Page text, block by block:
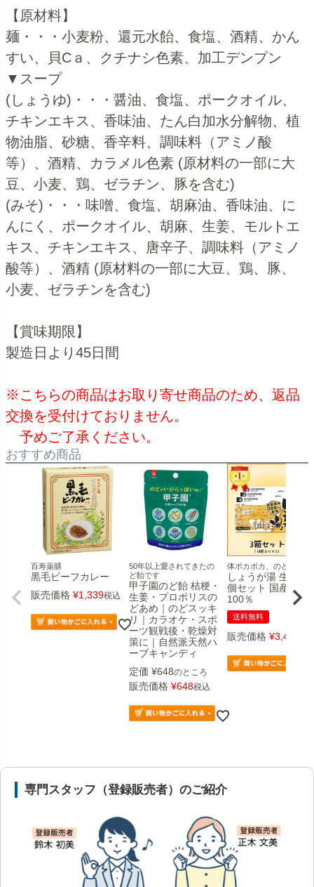
【原材料】
麺・・・小麦粉、還元水飴、食塩、酒精、かん
すい、貝Cａ、クチナシ色素、加工デンプン
▼スープ
(しょうゆ)・・・醤油、食塩、ポークオイル、
チキンエキス、香味油、たん白加水分解物、植
物油脂、砂糖、香辛料、調味料（アミノ酸
等）、酒精、カラメル色素 (原材料の一部に大
豆、小麦、鶏、ゼラチン、豚を含む)
(みそ)・・・味噌、食塩、胡麻油、香味油、に
んにく、ポークオイル、胡麻、生姜、モルトエ
キス、チキンエキス、唐辛子、調味料（アミノ
酸等）、酒精 (原材料の一部に大豆、鶏、豚、
小麦、ゼラチンを含む)
【賞味期限】
製造日より45日間
※こちらの商品はお取り寄せ商品のため、返品
交換を受付けておりません。
予めご了承ください。
おすすめ商品
百寿薬膳
黒毛ビーフカレー
販売価格 ¥1,339税込
50年以上愛されてきたの
ど飴です
甲子園のど飴 桔梗・
生姜・プロポリスの
どあめ｜のどスッキ
リ｜カラオケ・スポ
ーツ観戦後・乾燥対
策に｜自然派天然ハ
ーブキャンディ
定価 ¥648のところ
販売価格 ¥648税込
体ポカポカ、のどスッキ
しょうが湯 生姜湯
個セット 国産原料
100％
送料無料
販売価格 ¥3,456
専門スタッフ（登録販売者）のご紹介